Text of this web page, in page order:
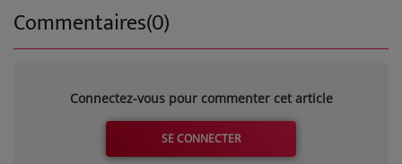
Commentaires(0)
Connectez-vous pour commenter cet article
SE CONNECTER